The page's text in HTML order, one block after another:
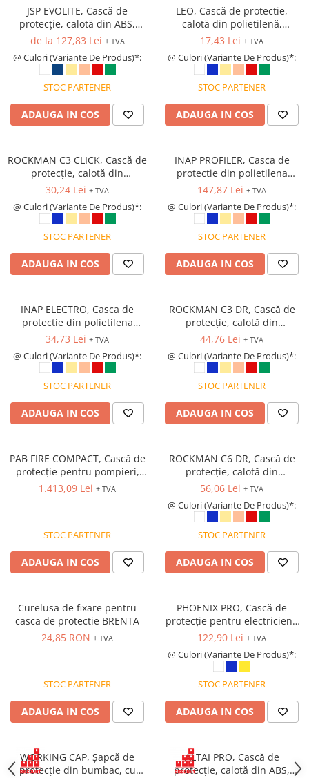
Costume | Combinezoane
Antichimice | Multirisc
Halate | Sorturi Antichimice |
Multirisc
Multirisc
Pantaloni Antichimici | Multirisc
Îmbrăcăminte IGNIFUGĂ (ANTI-
Jambiere Ignifuge
Cagule | Capisoane Ignifuge
Costume | Combinezoane Ignifuge
Jachete| Bluze Ignifuge
Mânecuțe Ignifuge
Sorturi ignifuge
Pantofi outdoor
Pantofi de lucru O1
Pantofi de lucru O2
Pantofi de protecție S1
Pantofi de protecție OB
Pantofi de protecție SB
Pantofi de protecție S1P
Pantofi de protecție S3
Bocanci
Bocanci de protecție OB
Bocanci de lucru O2
Bocanci de protecție S1
Bocanci de protecție S2
Bocanci de protecție S3
Cizme de lucru OB
Cizme de lucru O4/O5
Cizme de protecție S3
Cizme de protecție S5
JSP EVOLITE, Cască de
protecție, calotă din ABS,
suspensie textilă cu fixare în 6
rotiță (Ratchet)
de la 127,83 Lei + TVA
@ Culori (Variante De Produs)*:
STOC PARTENER
ADAUGA IN COS
LEO, Cască de protectie,
calotă din polietilenă,
suspensie din plastic cu fixare
(Pin Lock)
17,43 Lei + TVA
@ Culori (Variante De Produs)*:
STOC PARTENER
ADAUGA IN COS
ROCKMAN C3 CLICK, Cască de
protecție, calotă din
polietilenă, suspensie din
reglare cu clips (Pin Lock)
30,24 Lei + TVA
@ Culori (Variante De Produs)*:
STOC PARTENER
ADAUGA IN COS
INAP PROFILER, Casca de
protectie din polietilena
pentru alpinism industrial si
147,87 Lei + TVA
@ Culori (Variante De Produs)*:
STOC PARTENER
ADAUGA IN COS
INAP ELECTRO, Casca de
protectie din polietilena
pentru electricieni
34,73 Lei + TVA
@ Culori (Variante De Produs)*:
STOC PARTENER
ADAUGA IN COS
ROCKMAN C3 DR, Cască de
protecție, calotă din
polietilenă, suspensie din
reglare rapidă cu rotiță
(Ratchet)
44,76 Lei + TVA
@ Culori (Variante De Produs)*:
STOC PARTENER
ADAUGA IN COS
PAB FIRE COMPACT, Cască de
protecție pentru pompieri,
calotă termoplastică,
1.413,09 Lei + TVA
STOC PARTENER
ADAUGA IN COS
ROCKMAN C6 DR, Cască de
protecție, calotă din
polietilenă (PE), suspensie
reglare rapidă cu rotiță
(Ratchet)
56,06 Lei + TVA
@ Culori (Variante De Produs)*:
STOC PARTENER
ADAUGA IN COS
Curelusa de fixare pentru
casca de protectie BRENTA
24,85 RON + TVA
STOC PARTENER
ADAUGA IN COS
PHOENIX PRO, Cască de
protecție pentru electricieni,
calotă din ABS, suspensie
reglare rapidă cu rotiță
(Ratchet)
122,90 Lei + TVA
@ Culori (Variante De Produs)*:
STOC PARTENER
ADAUGA IN COS
WORKING CAP, Șapcă de
protecție din bumbac, cu
ALTAI PRO, Cască de
protecție, calotă din ABS,